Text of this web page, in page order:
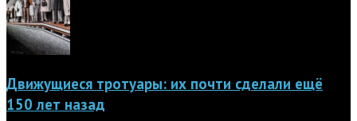
Движущиеся тротуары: их почти сделали ещё
150 лет назад